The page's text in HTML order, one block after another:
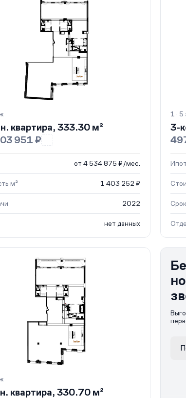
квартира, 333.30 м²
951 ₽
от 4 534 875 ₽/мес.
м² 1 403 252 ₽
2022
нет данных
1 ·
3-
квартира, 330.70 м²